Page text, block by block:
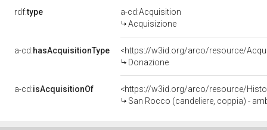
rdf:type
a-cd:Acquisition
Acquisizione
a-cd:hasAcquisitionType
<https://w3id.org/arco/resource/
Donazione
a-cd:isAcquisitionOf
<https://w3id.org/arco/resource/
San Rocco (candeliere, coppia) -